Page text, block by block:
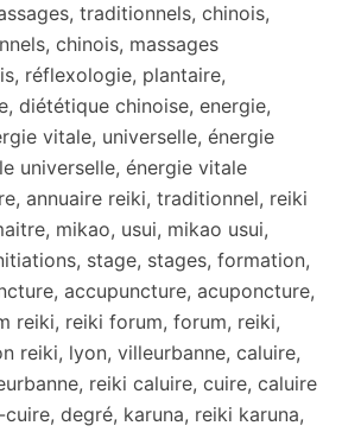
traditionnels, chinois,
chinois, massages
réflexologie, plantaire,
diététique chinoise, energie,
vitale, universelle, énergie
universelle, énergie vitale
annuaire reiki, traditionnel, reiki
mikao, usui, mikao usui,
stage, stages, formation,
accupuncture, acuponcture,
reiki, reiki forum, forum, reiki,
reiki, lyon, villeurbanne, caluire,
reiki caluire, cuire, caluire
degré, karuna, reiki karuna,